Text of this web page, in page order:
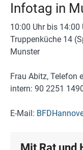
Infotag in
10:00 Uhr bis 14:00
Truppenküche 14
Munster
Frau Abitz, Telefon
intern: 90 2251
E-Mail: